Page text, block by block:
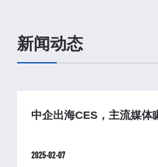
新闻动态
中企出海CES，主流媒体
2025-02-07